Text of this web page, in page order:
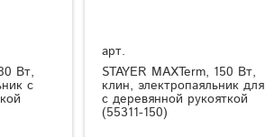
Вт,
с
арт.
STAYER MAXTerm, 150 Вт,
клин, электропаяльник для
с деревянной рукояткой
(55311-150)